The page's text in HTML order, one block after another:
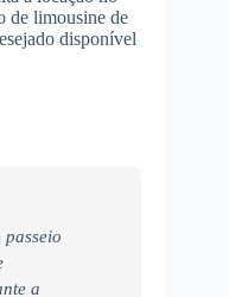
de limousine de
disponível
a